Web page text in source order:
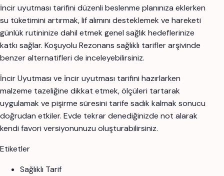
i̇ncir uyutması tarifini düzenli beslenme planınıza eklerken
su tüketimini artırmak, lif alımını desteklemek ve hareketi
günlük rutininize dahil etmek genel sağlık hedeflerinize
katkı sağlar. Koşuyolu Rezonans sağlıklı tarifler arşivinde
benzer alternatifleri de inceleyebilirsiniz.
İncir Uyutması ve i̇ncir uyutması tarifini hazırlarken
malzeme tazeliğine dikkat etmek, ölçüleri tartarak
uygulamak ve pişirme süresini tarife sadık kalmak sonucu
doğrudan etkiler. Evde tekrar denediğinizde not alarak
kendi favori versiyonunuzu oluşturabilirsiniz.
Etiketler
Sağlıklı Tarif